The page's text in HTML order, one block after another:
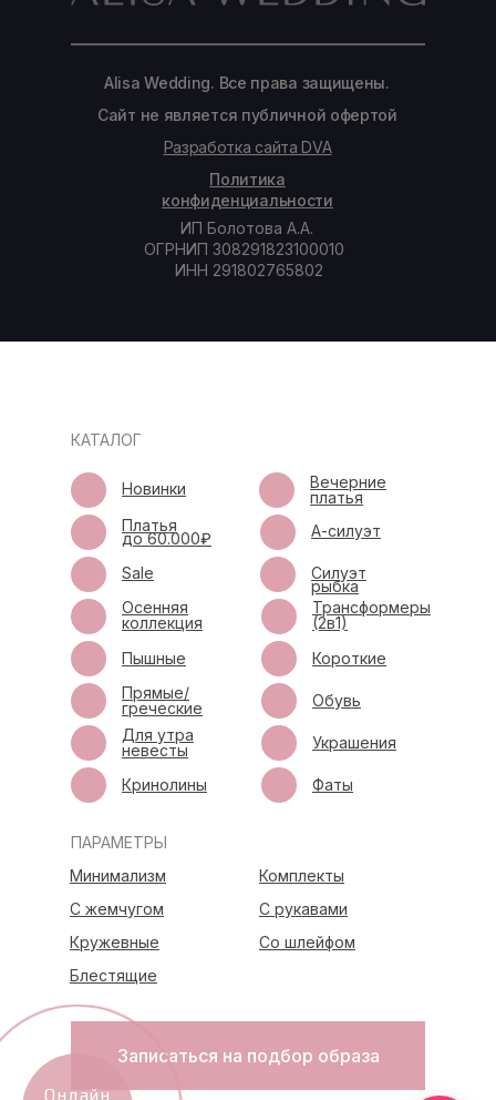
Alisa Wedding. Все права защищены.
Сайт не является публичной офертой
Политика
конфиденциальности
Разработка сайта DVA
ИП Болотова А.А.
ОГРНИП 308291823100010
ИНН 291802765802
КАТАЛОГ
Записаться на подбор образа
Минимализм
С жемчугом
Кружевные
Блестящие
Со шлейфом
Комплекты
С рукавами
ПАРАМЕТРЫ
Осенняя
коллекция
Вечерние
платья
Силуэт
рыбка
Новинки
Платья
до 60.000₽ А-силуэт
Пышные
Прямые/
греческие
Трансформеры
(2в1)
Короткие
Обувь
Для утра
невесты
Кринолины
Украшения
Фаты
Sale
Онлайн